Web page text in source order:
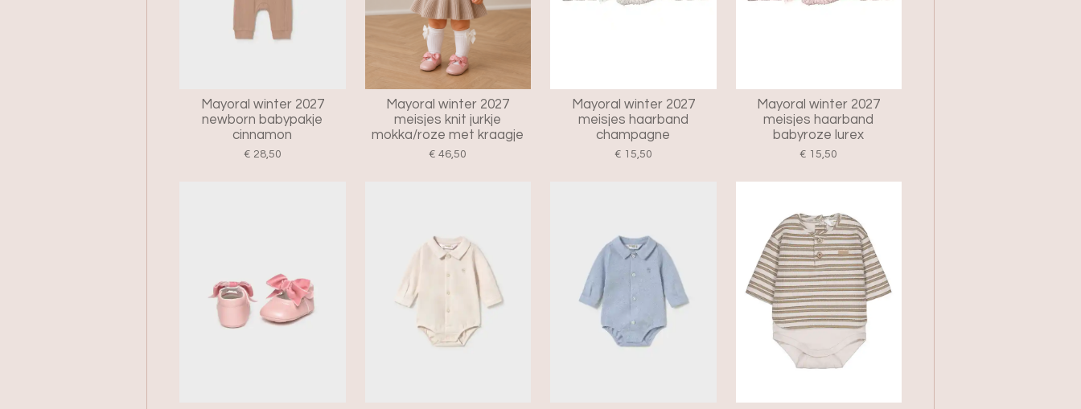
Mayoral winter 2027
newborn babypakje
cinnamon
€ 28,50
Mayoral winter 2027
meisjes knit jurkje
mokka/roze met kraagje
€ 46,50
Mayoral winter 2027
meisjes haarband
champagne
€ 15,50
Mayoral winter 2027
meisjes haarband
babyroze lurex
€ 15,50